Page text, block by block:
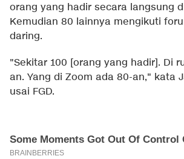
orang yang hadir secara langsung
Kemudian 80 lainnya mengikuti
daring.
"Sekitar 100 [orang yang hadir]. Di
an. Yang di Zoom ada 80-an," kata
usai FGD.